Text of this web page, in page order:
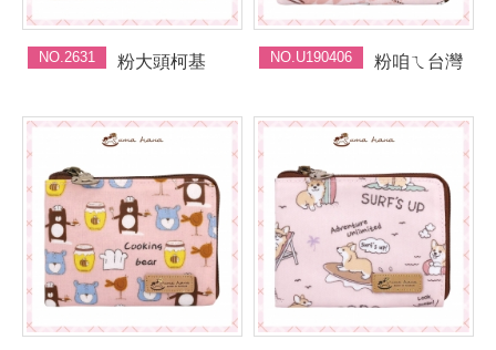
NO.2631 粉大頭柯基 NO.U190406 粉咱ㄟ台灣